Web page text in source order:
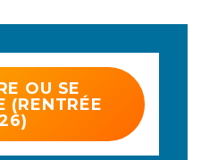
OU SE
(RENTRÉE